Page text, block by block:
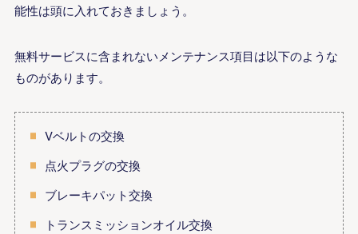
能性は頭に入れておきましょう。
無料サービスに含まれないメンテナンス項目は以下のような
ものがあります。
Vベルトの交換
点火プラグの交換
ブレーキパット交換
トランスミッションオイル交換